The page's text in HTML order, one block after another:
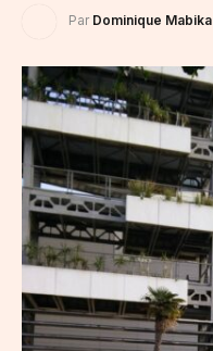
Par Dominique Mabika